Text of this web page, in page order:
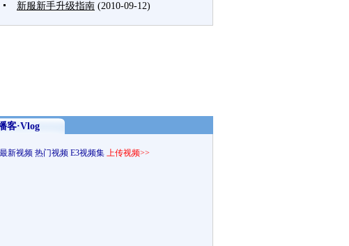
新服新手升级指南 (2010-09-12)
客·Vlog
最新视频 热门视频 E3视频集 上传视频>>